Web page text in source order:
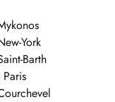
York
Barth